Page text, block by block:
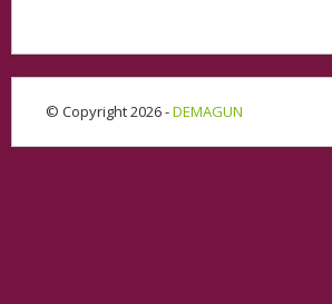
© Copyright 2026 -DEMAGUN